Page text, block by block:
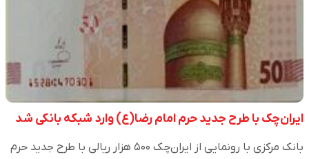
ایران‌چک با طرح جدید حرم امام رضا(ع) وارد شبکه بانکی شد
بانک مرکزی با رونمایی از ایران‌چک ۵۰۰ هزار ریالی با طرح جدید حرم